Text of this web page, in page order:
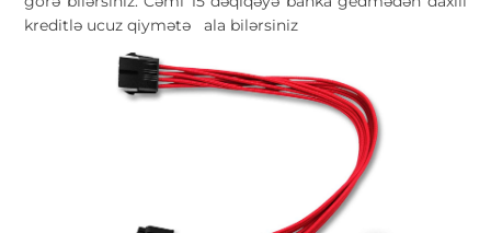
kreditlə ucuz qiymətə
ala bilərsiniz